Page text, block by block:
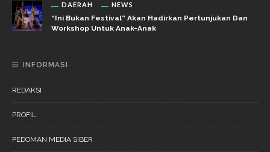
DAERAH NEWS
“Ini Bukan Festival” Akan Hadirkan Pertunjukan Dan
Workshop Untuk Anak-Anak
INFORMASI
REDAKSI
PROFIL
PEDOMAN MEDIA SIBER